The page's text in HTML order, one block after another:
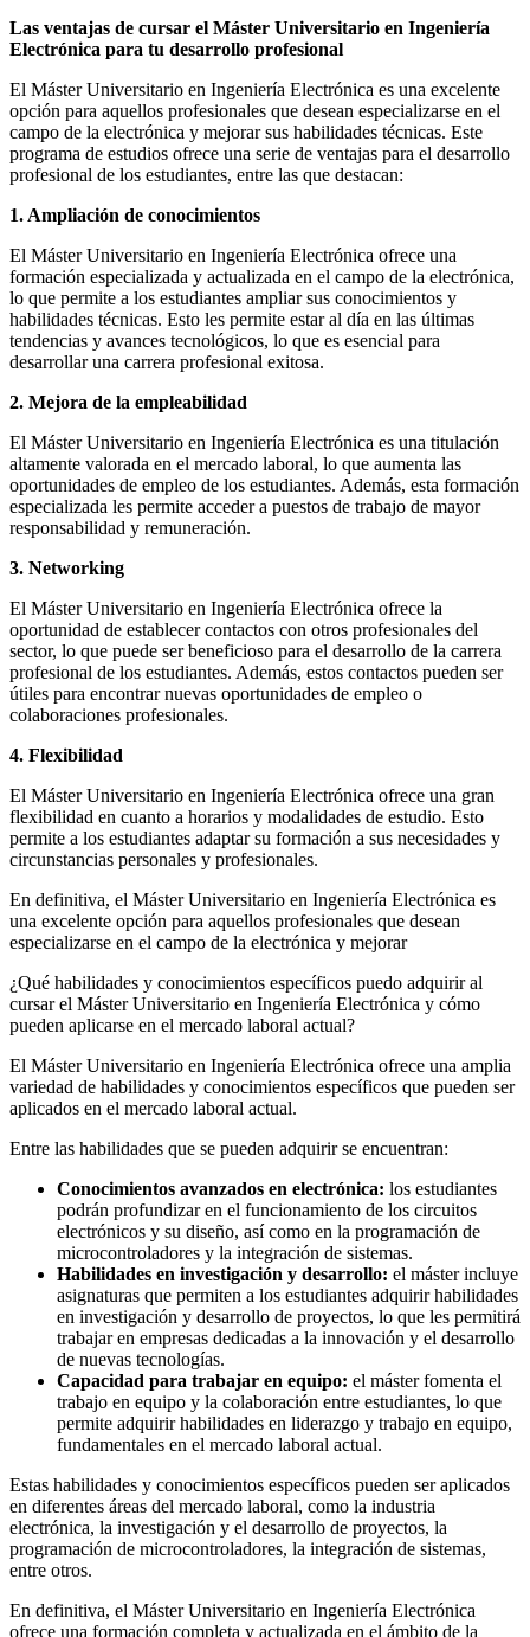
Las ventajas de cursar el Máster Universitario en Ingeniería
Electrónica para tu desarrollo profesional
El Máster Universitario en Ingeniería Electrónica es una excelente
opción para aquellos profesionales que desean especializarse en el
campo de la electrónica y mejorar sus habilidades técnicas. Este
programa de estudios ofrece una serie de ventajas para el desarrollo
profesional de los estudiantes, entre las que destacan:
1. Ampliación de conocimientos
El Máster Universitario en Ingeniería Electrónica ofrece una
formación especializada y actualizada en el campo de la electrónica,
lo que permite a los estudiantes ampliar sus conocimientos y
habilidades técnicas. Esto les permite estar al día en las últimas
tendencias y avances tecnológicos, lo que es esencial para
desarrollar una carrera profesional exitosa.
2. Mejora de la empleabilidad
El Máster Universitario en Ingeniería Electrónica es una titulación
altamente valorada en el mercado laboral, lo que aumenta las
oportunidades de empleo de los estudiantes. Además, esta formación
especializada les permite acceder a puestos de trabajo de mayor
responsabilidad y remuneración.
3. Networking
El Máster Universitario en Ingeniería Electrónica ofrece la
oportunidad de establecer contactos con otros profesionales del
sector, lo que puede ser beneficioso para el desarrollo de la carrera
profesional de los estudiantes. Además, estos contactos pueden ser
útiles para encontrar nuevas oportunidades de empleo o
colaboraciones profesionales.
4. Flexibilidad
El Máster Universitario en Ingeniería Electrónica ofrece una gran
flexibilidad en cuanto a horarios y modalidades de estudio. Esto
permite a los estudiantes adaptar su formación a sus necesidades y
circunstancias personales y profesionales.
En definitiva, el Máster Universitario en Ingeniería Electrónica es
una excelente opción para aquellos profesionales que desean
especializarse en el campo de la electrónica y mejorar
¿Qué habilidades y conocimientos específicos puedo adquirir al
cursar el Máster Universitario en Ingeniería Electrónica y cómo
pueden aplicarse en el mercado laboral actual?
El Máster Universitario en Ingeniería Electrónica ofrece una amplia
variedad de habilidades y conocimientos específicos que pueden ser
aplicados en el mercado laboral actual.
Entre las habilidades que se pueden adquirir se encuentran:
Conocimientos avanzados en electrónica: los estudiantes
podrán profundizar en el funcionamiento de los circuitos
electrónicos y su diseño, así como en la programación de
microcontroladores y la integración de sistemas.
Habilidades en investigación y desarrollo: el máster incluye
asignaturas que permiten a los estudiantes adquirir habilidades
en investigación y desarrollo de proyectos, lo que les permitirá
trabajar en empresas dedicadas a la innovación y el desarrollo
de nuevas tecnologías.
Capacidad para trabajar en equipo: el máster fomenta el
trabajo en equipo y la colaboración entre estudiantes, lo que
permite adquirir habilidades en liderazgo y trabajo en equipo,
fundamentales en el mercado laboral actual.
Estas habilidades y conocimientos específicos pueden ser aplicados
en diferentes áreas del mercado laboral, como la industria
electrónica, la investigación y el desarrollo de proyectos, la
programación de microcontroladores, la integración de sistemas,
entre otros.
En definitiva, el Máster Universitario en Ingeniería Electrónica
ofrece una formación completa y actualizada en el ámbito de la